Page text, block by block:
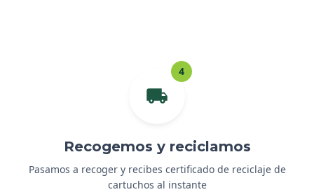
4
Recogemos y reciclamos
Pasamos a recoger y recibes certificado de reciclaje de
cartuchos al instante